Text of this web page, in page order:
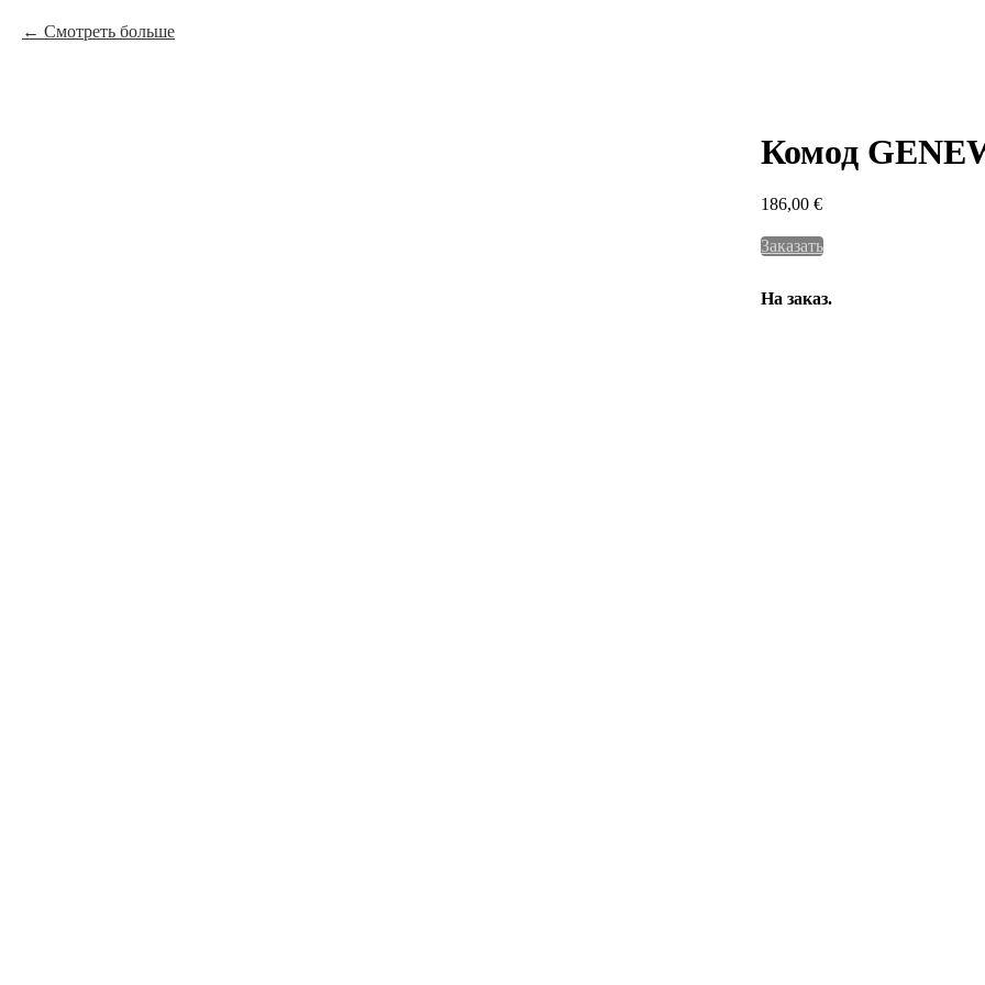
Смотреть больше
Комод
186,00 €
Заказать
На заказ.